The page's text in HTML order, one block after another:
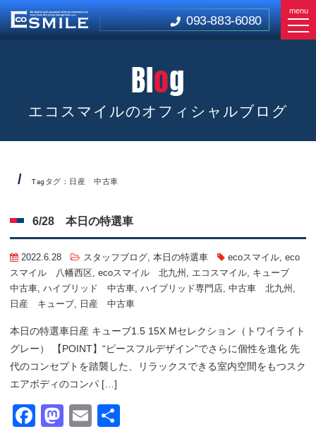
093-883-6080
menu
Blog
エコスマイルのオフィシャルブログ
Tag タグ：日産 中古車
6/28 本日の特選車
2022.6.28 スタッフブログ 本日の特選車 ecoスマイル eco
スマイル 八幡西区 ecoスマイル 北九州 エコスマイル
キューブ
中古車 ハイブリッド 中古車 ハイブリッド専門店 中古車 北九州
日産 キューブ
日産 中古車
本日の特選車日産 キューブ1.5 15X Mセレクション（トワイライト
グレー） 【POINT】“ピースフルデザイン”でさらに個性を進化 先
代のコンセプトを踏襲した、リラックスできる室内空間をもつスク
エアボディのコンパ […]
Facebook
Mastodon
Email